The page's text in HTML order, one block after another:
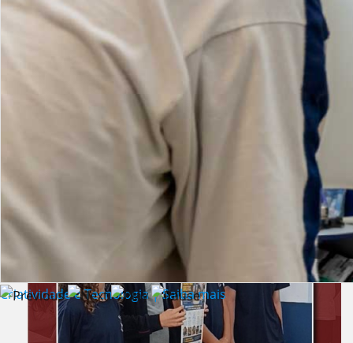
Criatividade e Tecnologia | Saiba mais